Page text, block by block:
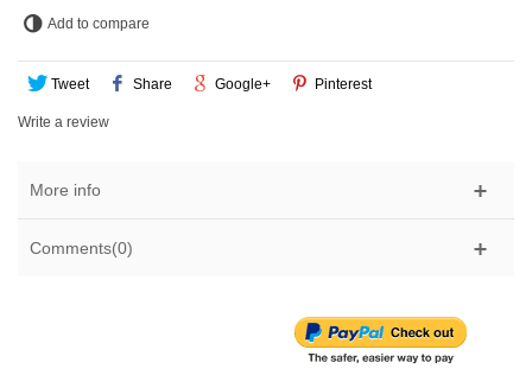
Add to compare
Tweet Share Google+ Pinterest
Write a review
More info
Comments(0)